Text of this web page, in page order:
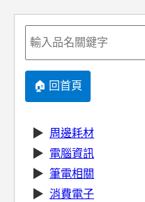
🏠 回首頁
▶ 周邊耗材
▶ 電腦資訊
▶ 筆電相關
▶ 消費電子